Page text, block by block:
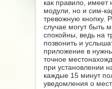
как правило, имеет
модули, но и сим-
тревожную кнопку.
случае могут быть
спокойны, ведь на
позвонить и
приложение в
точное
при установлении
каждые 15 минут
уведомления о